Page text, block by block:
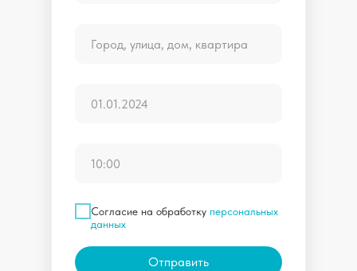
Согласие на обработку персональных
данных
Отправить